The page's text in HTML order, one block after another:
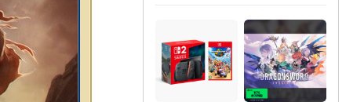
최대 90% 할인가를 만나보세요!
네이버혜택과 함께 만나보세요!
50%할인&추가 적립까지!
이니&베니 혜택까지!
네이버 혜택가와 함께 예약하세요!
할인&네이버혜택으로 만나보세요!
네이버페이 혜택과 만나보세요!
40주년 프로모션으로 만나보세요!
네이버 포인트 혜택까지!
할인가에 만나보세요!
혜택으로 예약 판매 중
편안하게 충전하세요